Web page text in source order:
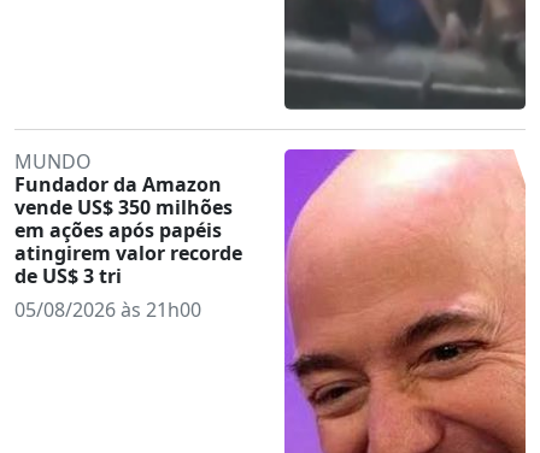
MUNDO
Fundador da Amazon
vende US$ 350 milhões
em ações após papéis
atingirem valor recorde
de US$ 3 tri
05/08/2026 às 21h00